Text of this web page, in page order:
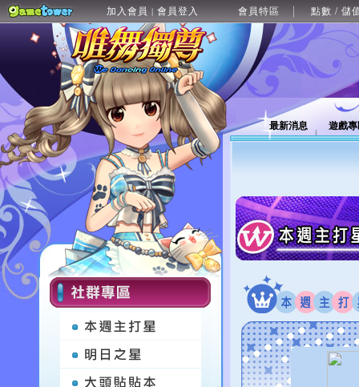
加入會員 | 會員登入 會員特區 點數 / 儲
最新消息 遊戲